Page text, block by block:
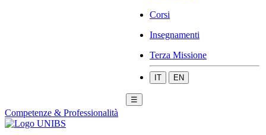
Corsi
Insegnamenti
Terza Missione
IT EN
☰
Competenze & Professionalità